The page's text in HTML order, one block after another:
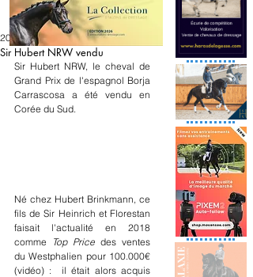
Sir Hubert NRW vendu
20 déc. 2025
Sir Hubert NRW, le cheval de
Grand Prix de l'espagnol Borja
Carrascosa a été vendu en
Corée du Sud.
Né chez Hubert Brinkmann, ce
fils de Sir Heinrich et Florestan
faisait l'actualité en 2018
comme
Top Price des ventes
du Westphalien pour 100.000€
(vidéo) :  il était alors acquis